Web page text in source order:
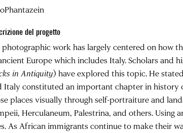
del progetto
photographic work has largely centered on how
Europe which includes Italy. Scholars and
in Antiquity) have explored this topic. He
Italy constituted an important chapter in history
places visually through self-portraiture and
Herculaneum, Palestrina, and others.
As African immigrants continue to make their